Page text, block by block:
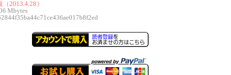
（2013.4.28）
Mbytes